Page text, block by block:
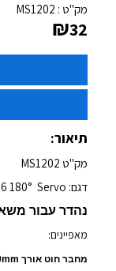
מק"ט : MS1202
₪32
תיאור:
מק"ט MS1202
דגם: MG996 180° Servo
נהדר עבור
מאפיינים:
מחבר חוט אורך 300mm